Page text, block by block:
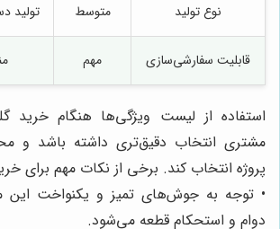
نوع تولید متوسط تولید
قابلیت سفارشی‌سازی مهم
استفاده از لیست ویژگی‌ها هنگام خرید
مشتری انتخاب دقیق‌تری داشته باشد و
پروژه انتخاب کند. برخی از نکات مهم برای
• توجه به جوش‌های تمیز و یکنواخت این
دوام و استحکام قطعه می‌شود.